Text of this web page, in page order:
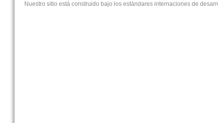
Nuestro sitio está construido bajo los estándares internaciones de